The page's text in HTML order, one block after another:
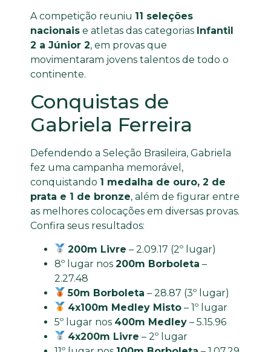
A competição reuniu 11 seleções
nacionais e atletas das categorias Infantil
2 a Júnior 2, em provas que
movimentaram jovens talentos de todo o
continente.
Conquistas de
Gabriela Ferreira
Defendendo a Seleção Brasileira, Gabriela
fez uma campanha memorável,
conquistando 1 medalha de ouro, 2 de
prata e 1 de bronze, além de figurar entre
as melhores colocações em diversas provas.
Confira seus resultados:
200m Livre – 2.09.17 (2º lugar)
8º lugar nos 200m Borboleta –
2.27.48
50m Borboleta – 28.87 (3º lugar)
4x100m Medley Misto – 1º lugar
5º lugar nos 400m Medley – 5.15.96
4x200m Livre – 2º lugar